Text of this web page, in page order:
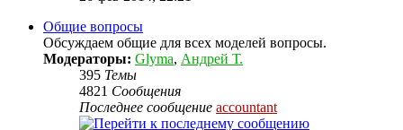
Общие вопросы
Обсуждаем общие для всех моделей вопросы.
Модераторы: Glyma, Андрей Т.
395 Темы
4821 Сообщения
Последнее сообщение accountant